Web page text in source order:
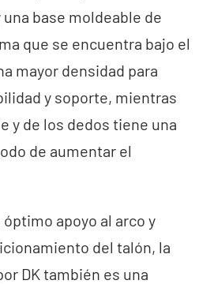
base moldeable de
que se encuentra bajo el
mayor densidad para
y soporte, mientras
y de los dedos tiene una
de aumentar el
apoyo al arco y
del talón, la
DK también es una